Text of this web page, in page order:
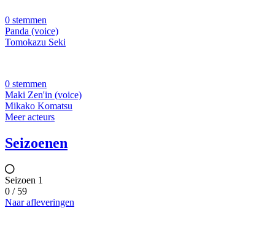
0 stemmen
Panda (voice)
Tomokazu Seki
0 stemmen
Maki Zen'in (voice)
Mikako Komatsu
Meer acteurs
Seizoenen
Seizoen 1
0 / 59
Naar afleveringen